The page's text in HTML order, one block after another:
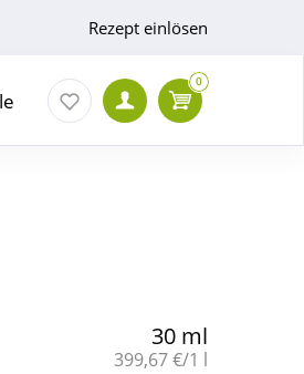
Rezept einlösen
0
30 ml
Grundpreis:
399,67 €/1 l